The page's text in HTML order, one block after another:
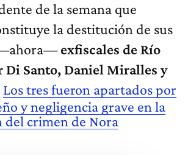
de la semana que
la destitución de sus
—ahora—exfiscales de Río
Di Santo, Daniel Miralles y
Los tres fueron apartados por
y negligencia grave en la
del crimen de Nora